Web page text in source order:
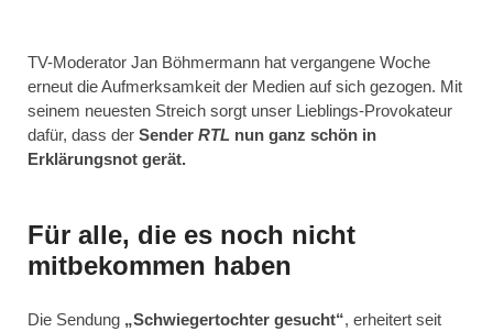
TV-Moderator Jan Böhmermann hat vergangene Woche
erneut die Aufmerksamkeit der Medien auf sich gezogen. Mit
seinem neuesten Streich sorgt unser Lieblings-Provokateur
dafür, dass der Sender RTL nun ganz schön in
Erklärungsnot gerät.
Für alle, die es noch nicht
mitbekommen haben
Die Sendung „Schwiegertochter gesucht“, erheitert seit